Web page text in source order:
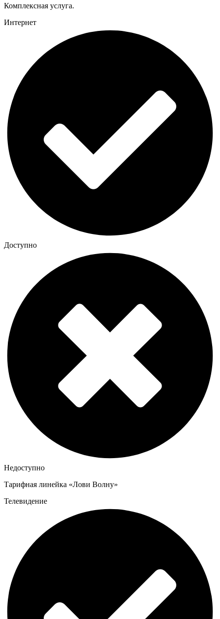
Комплексная услуга.
Интернет
Доступно
Недоступно
Тарифная линейка «Лови Волну»
Телевидение